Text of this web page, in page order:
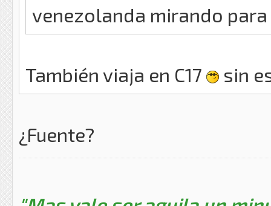
venezolanda mirando
También viaja en C17 sin
¿Fuente?